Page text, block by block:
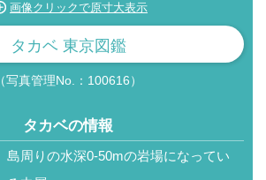
画像クリックで原寸大表示
タカベ 東京図鑑
（写真管理No.：100616）
タカベの情報
島周りの水深0-50mの岩場になってい